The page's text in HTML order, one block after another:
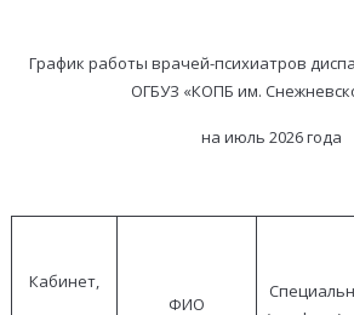
График работы врачей-психиатров
ОГБУЗ «КОПБ им.
на июль 2026 года
Кабинет,
ФИО